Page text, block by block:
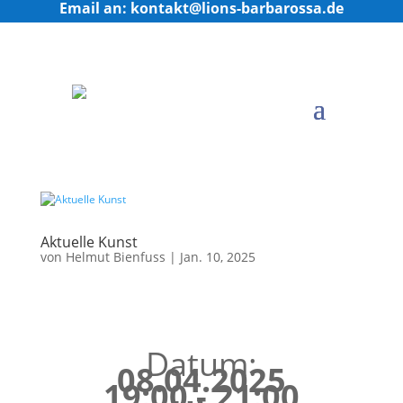
Email an: kontakt@lions-barbarossa.de
Aktuelle Kunst
von Helmut Bienfuss | Jan. 10, 2025
Datum:
08.04.2025